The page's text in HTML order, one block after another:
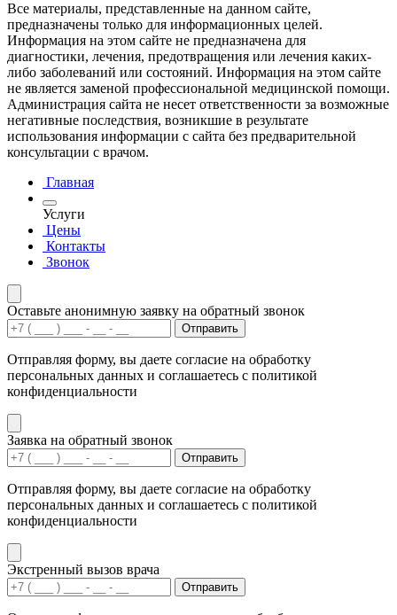
Все материалы, представленные на данном сайте,
предназначены только для информационных целей.
Информация на этом сайте не предназначена для
диагностики, лечения, предотвращения или лечения каких-
либо заболеваний или состояний. Информация на этом сайте
не является заменой профессиональной медицинской помощи.
Администрация сайта не несет ответственности за возможные
негативные последствия, возникшие в результате
использования информации с сайта без предварительной
консультации с врачом.
Главная
Услуги
Цены
Контакты
Звонок
Оставьте анонимную заявку на обратный звонок
Отправить
Отправляя форму, вы даете согласие на обработку
персональных данных и соглашаетесь с политикой
конфиденциальности
Заявка на обратный звонок
Отправить
Отправляя форму, вы даете согласие на обработку
персональных данных и соглашаетесь с политикой
конфиденциальности
Экстренный вызов врача
Отправить